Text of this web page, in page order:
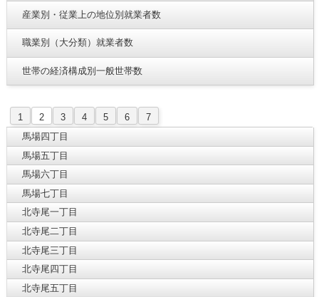
産業別・従業上の地位別就業者数
職業別（大分類）就業者数
世帯の経済構成別一般世帯数
1 2 3 4 5 6
7
馬場四丁目
馬場五丁目
馬場六丁目
馬場七丁目
北寺尾一丁目
北寺尾二丁目
北寺尾三丁目
北寺尾四丁目
北寺尾五丁目